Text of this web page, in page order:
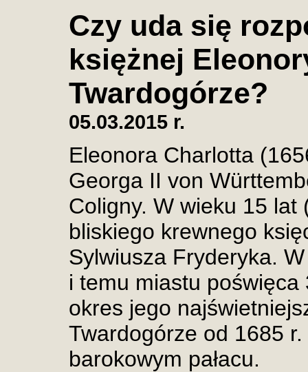
Czy uda się
księżnej
Twardogórze?
05.03.2015 r.
Eleonora Charlotta
Georga II von
Coligny. W wieku 15 lat
bliskiego krewnego
Sylwiusza Fryderyka.
i temu miastu poświęca
okres jego
Twardogórze od 1685
barokowym pałacu.